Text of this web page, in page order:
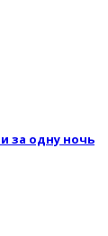
за одну ночь